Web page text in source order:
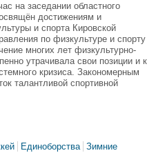
на заседании областного
достижениям и
и спорта Кировской
по физкультуре и спорту
многих лет физкультурно-
утрачивала свои позиции и к
кризиса. Закономерным
талантливой спортивной
Единоборства
Зимние